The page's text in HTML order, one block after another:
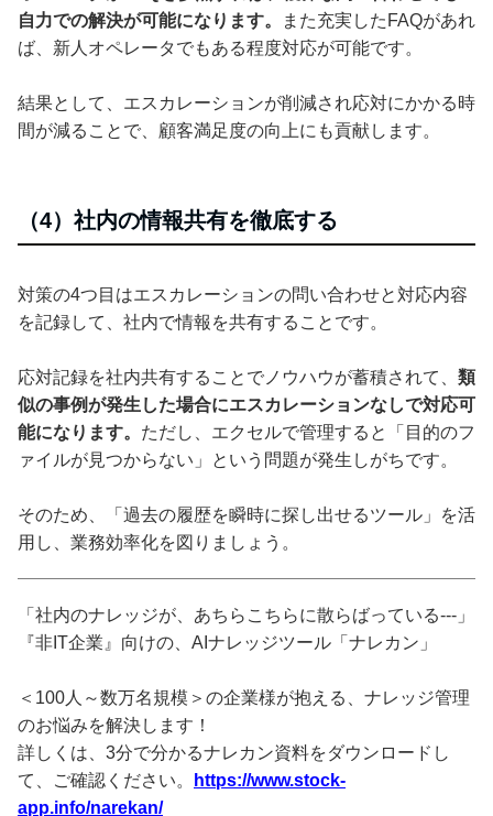
自力での解決が可能になります。
また充実したFAQがあれ
ば、新人オペレータでもある程度対応が可能です。
結果として、エスカレーションが削減され応対にかかる時
間が減ることで、顧客満足度の向上にも貢献します。
（4）社内の情報共有を徹底する
対策の4つ目はエスカレーションの問い合わせと対応内容
を記録して、社内で情報を共有することです。
応対記録を社内共有することでノウハウが蓄積されて、 類
似の事例が発生した場合にエスカレーションなしで対応可
能になります。 ただし、エクセルで管理すると「目的のフ
ァイルが見つからない」という問題が発生しがちです。
そのため、「過去の履歴を瞬時に探し出せるツール」を活
用し、業務効率化を図りましょう。
「社内のナレッジが、あちらこちらに散らばっている---」
『非IT企業』向けの、AIナレッジツール「ナレカン」
＜100人～数万名規模＞の企業様が抱える、ナレッジ管理
のお悩みを解決します！
詳しくは、3分で分かるナレカン資料をダウンロードし
て、ご確認ください。
https://www.stock-
app.info/narekan/